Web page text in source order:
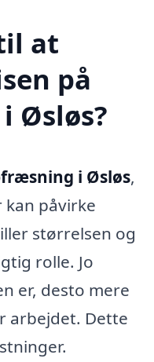
at
på
Øsløs?
i Øsløs,
påvirke
størrelsen og
rolle. Jo
er, desto mere
arbejdet. Dette